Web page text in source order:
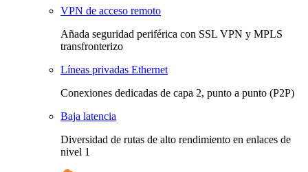
VPN de acceso remoto
Añada seguridad periférica con SSL VPN y MPLS
transfronterizo
Líneas privadas Ethernet
Conexiones dedicadas de capa 2, punto a punto (P2P)
Baja latencia
Diversidad de rutas de alto rendimiento en enlaces de
nivel 1